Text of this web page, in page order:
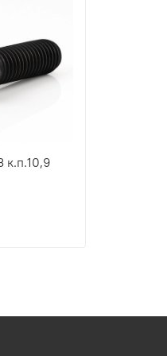
к.п.10,9